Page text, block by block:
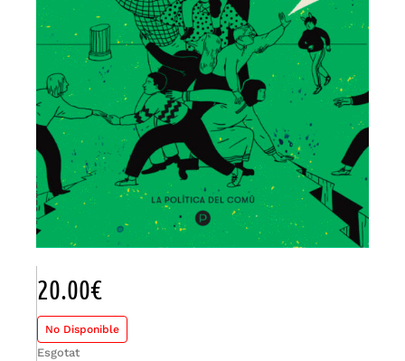
20.00€
No Disponible
Esgotat